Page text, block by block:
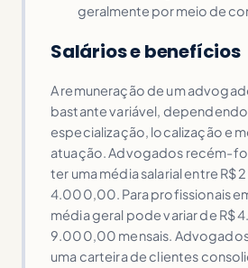
geralmente por meio de
Salários e benefícios
A remuneração de um
bastante variável,
especialização, localização e
atuação. Advogados recém-
ter uma média salarial entre R$
4.000,00. Para profissionais
média geral pode variar de R$
9.000,00 mensais.
uma carteira de clientes